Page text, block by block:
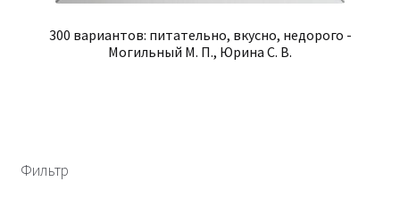
300 вариантов: питательно, вкусно, недорого -
Могильный М. П., Юрина С. В.
Фильтр